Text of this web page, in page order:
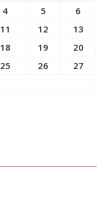
4 5
6
11 12
13
18 19
20
25 26
27